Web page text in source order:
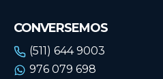
CONVERSEMOS
(511) 644 9003
976 079 698